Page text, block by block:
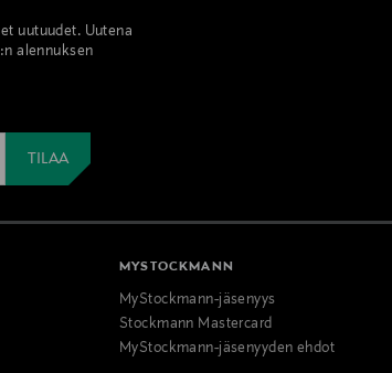
uutuudet. Uutena
alennuksen
MYSTOCKMANN
MyStockmann-jäsenyys
Stockmann Mastercard
MyStockmann-jäsenyyden ehdot